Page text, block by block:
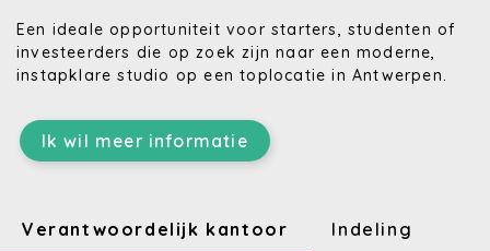
Een ideale opportuniteit voor starters, studenten of
investeerders die op zoek zijn naar een moderne,
instapklare studio op een toplocatie in Antwerpen.
Ik wil meer informatie
Verantwoordelijk kantoor Indeling